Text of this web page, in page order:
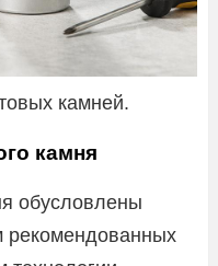
камней.
камня
обусловлены
рекомендованных